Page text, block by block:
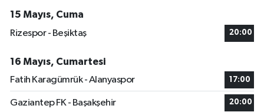
15 Mayıs, Cuma
Rizespor - Beşiktaş
20:00
16 Mayıs, Cumartesi
Fatih Karagümrük - Alanyaspor
17:00
Gaziantep FK - Başakşehir 20:00